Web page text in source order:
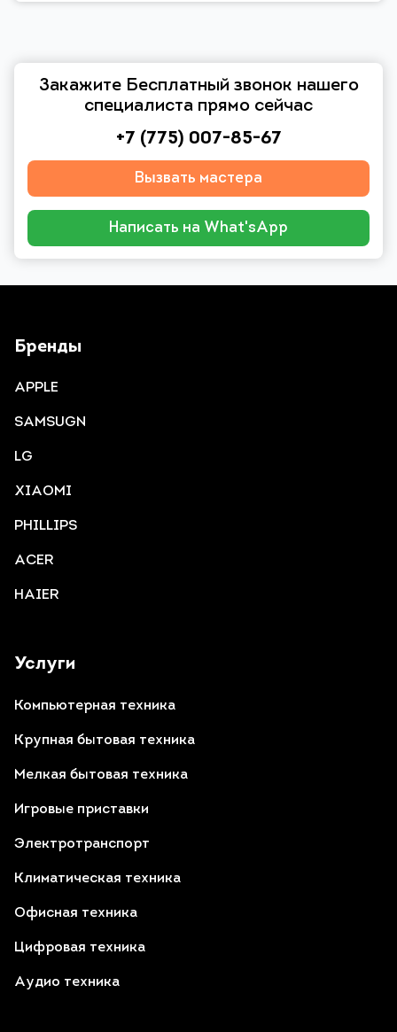
Закажите Бесплатный звонок нашего
специалиста прямо сейчас
+7 (775) 007-85-67
Вызвать мастера
Написать на What'sApp
Услуги
Компьютерная техника
Крупная бытовая техника
Мелкая бытовая техника
Игровые приставки
Электротранспорт
Климатическая техника
Офисная техника
Цифровая техника
Аудио техника
Бренды
APPLE
SAMSUGN
LG
XIAOMI
PHILLIPS
ACER
HAIER